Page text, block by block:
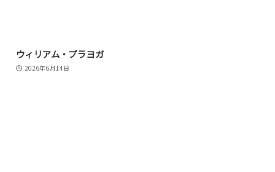
ウィリアム・プラヨガ
2026年6月14日